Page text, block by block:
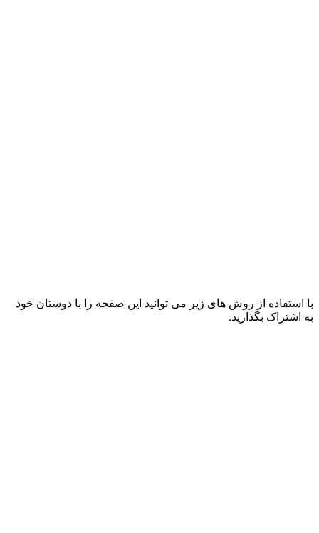
با استفاده از روش های زیر می توانید این صفحه را با دوستان خود
به اشتراک بگذارید.